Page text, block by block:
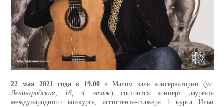
22 мая 2021 года в 19.00 в Малом зале консерватории (ул.
Ленинградская, 16, 4 этаж) состоится концерт лауреата
международного конкурса, ассистента-стажера 1 курса Ильи